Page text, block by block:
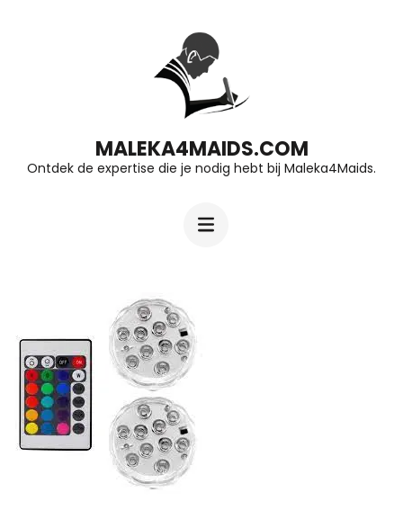
Enter)
MALEKA4MAIDS.COM
Ontdek de expertise die je nodig hebt bij Maleka4Maids.